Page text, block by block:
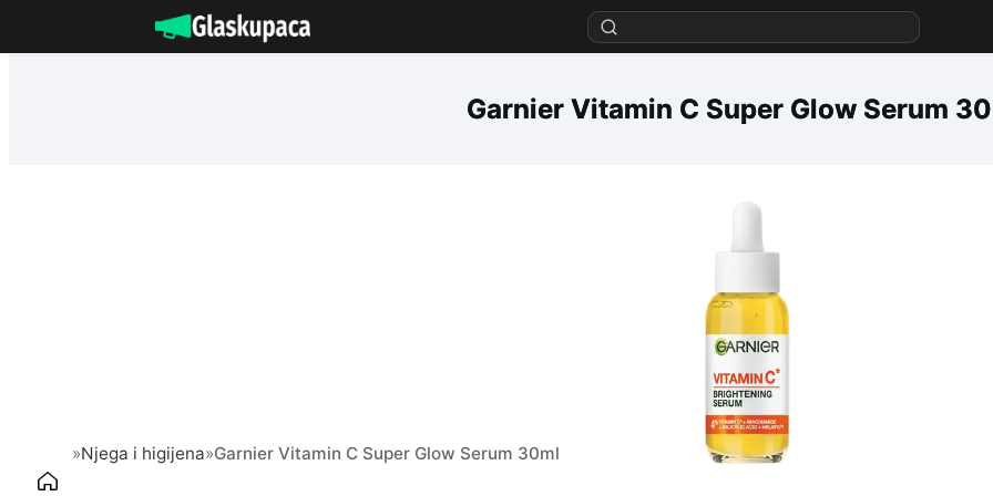
na
Garnier Vitamin C Super Glow Serum
»Njega i higijena»Garnier Vitamin C Super Glow Serum 30ml